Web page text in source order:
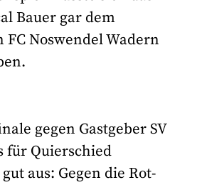
Bauer gar dem
Noswendel Wadern
gegen Gastgeber SV
für Quierschied
aus: Gegen die Rot-